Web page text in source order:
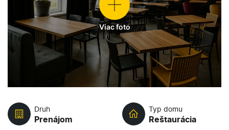
Viac foto
Druh
Prenájom
Typ domu
Reštaurácia